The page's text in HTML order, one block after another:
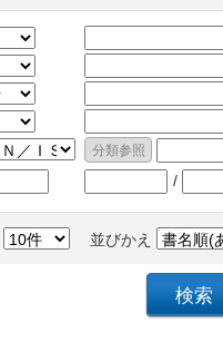
/
並びかえ